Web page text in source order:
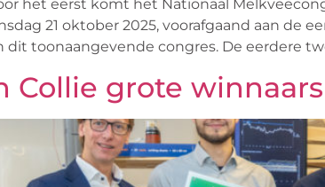
het eerst komt het Nationaal
21 oktober 2025, voorafgaand aan de
dit toonaangevende congres. De eerdere
Collie grote